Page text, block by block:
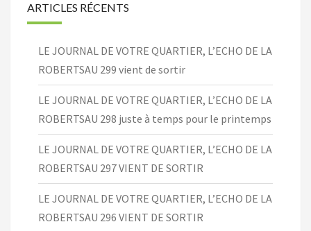
ARTICLES RÉCENTS
LE JOURNAL DE VOTRE QUARTIER, L’ECHO DE LA
ROBERTSAU 299 vient de sortir
LE JOURNAL DE VOTRE QUARTIER, L’ECHO DE LA
ROBERTSAU 298 juste à temps pour le printemps
LE JOURNAL DE VOTRE QUARTIER, L’ECHO DE LA
ROBERTSAU 297 VIENT DE SORTIR
LE JOURNAL DE VOTRE QUARTIER, L’ECHO DE LA
ROBERTSAU 296 VIENT DE SORTIR